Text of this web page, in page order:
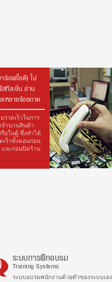
ร์เอฟไอดี) ไม่
ทีละชิ้น อ่าน
ะหลายร้อยถาด
รวดเร็วในการ
จำนวนสินค้า
อในตู้ ซึ่งทำได้
เร็วทั้งตอนก่อน
และก่อนปิดร้าน
ระบบการฝึกอบรม
Training Systems
ระบบอบรมพนักงานด้วยตัวของระบบเอง